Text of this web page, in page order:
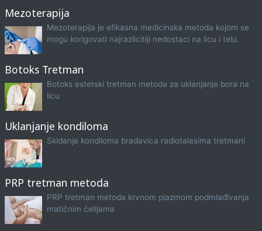
Mezoterapija
Mezoterapija je efikasna medicinska metoda kojom se
mogu korigovati najrazlicitiji nedostaci na licu i telu.
Botoks Tretman
Botoks estetski tretman metoda za uklanjanje bora na
licu
Uklanjanje kondiloma
Skidanje kondiloma bradavica radiotalasima tretmani
PRP tretman metoda
PRP tretman metoda krvnom plazmom podmlađivanja
matičnim ćelijama